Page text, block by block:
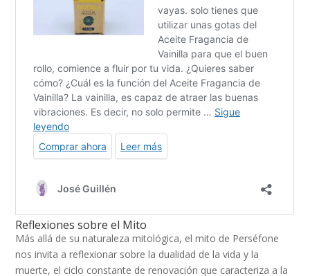
Reflexiones sobre el Mito
Más allá de su naturaleza mitológica, el mito de Perséfone
nos invita a reflexionar sobre la dualidad de la vida y la
muerte, el ciclo constante de renovación que caracteriza a la